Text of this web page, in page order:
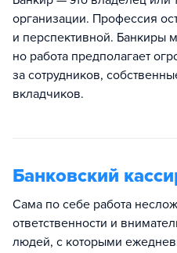
организации. Профессия
и перспективной. Банкиры
но работа предполагает
за сотрудников,
вкладчиков.
Банковский
Сама по себе работа
ответственности и
людей, с которыми